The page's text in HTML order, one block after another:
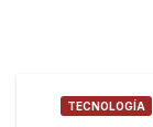
TECNOLOGÍA